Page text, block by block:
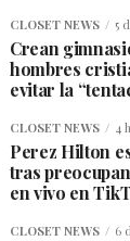
CLOSET NEWS 5
Crean
hombres
evitar la
CLOSET NEWS 4
Perez Hilton
tras
en vivo en
CLOSET NEWS 6